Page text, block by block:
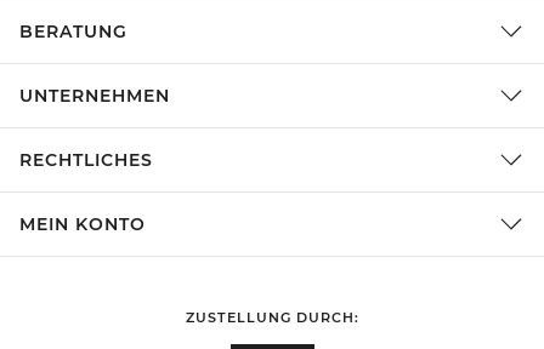
BERATUNG
UNTERNEHMEN
RECHTLICHES
MEIN KONTO
ZUSTELLUNG DURCH: